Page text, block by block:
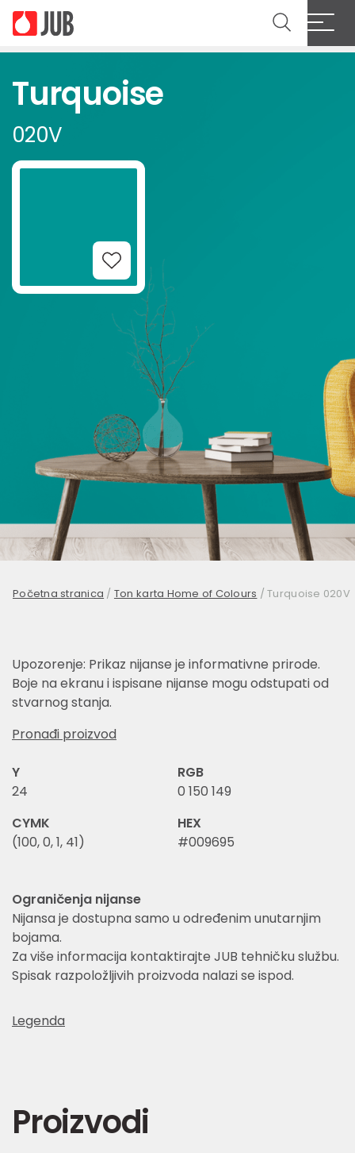
Turquoise
020V
Add to Wishlist
Početna stranica / Ton karta Home of Colours /Turquoise 020V
Upozorenje: Prikaz nijanse je informativne prirode.
Boje na ekranu i ispisane nijanse mogu odstupati od
stvarnog stanja.
Pronađi proizvod
Y
24
RGB
0 150 149
CYMK
(100, 0, 1, 41)
HEX
#009695
Ograničenja nijanse
Nijansa je dostupna samo u određenim unutarnjim
bojama.
Za više informacija kontaktirajte JUB tehničku službu.
Spisak razpoložljivih proizvoda nalazi se ispod.
Legenda
Proizvodi